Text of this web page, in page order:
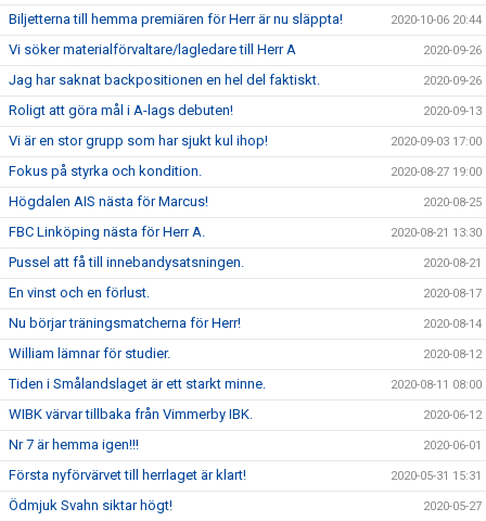
Biljetterna till hemma premiären för Herr är nu släppta! 2020-10-06 20:44
Vi söker materialförvaltare/lagledare till Herr A 2020-09-26
Jag har saknat backpositionen en hel del faktiskt. 2020-09-26
Roligt att göra mål i A-lags debuten! 2020-09-13
Vi är en stor grupp som har sjukt kul ihop! 2020-09-03 17:00
Fokus på styrka och kondition. 2020-08-27 19:00
Högdalen AIS nästa för Marcus! 2020-08-25
FBC Linköping nästa för Herr A. 2020-08-21 13:30
Pussel att få till innebandysatsningen. 2020-08-21
En vinst och en förlust. 2020-08-17
Nu börjar träningsmatcherna för Herr! 2020-08-14
William lämnar för studier. 2020-08-12
Tiden i Smålandslaget är ett starkt minne. 2020-08-11 08:00
WIBK värvar tillbaka från Vimmerby IBK. 2020-06-12
Nr 7 är hemma igen!!! 2020-06-01
Första nyförvärvet till herrlaget är klart! 2020-05-31 15:31
Ödmjuk Svahn siktar högt! 2020-05-27